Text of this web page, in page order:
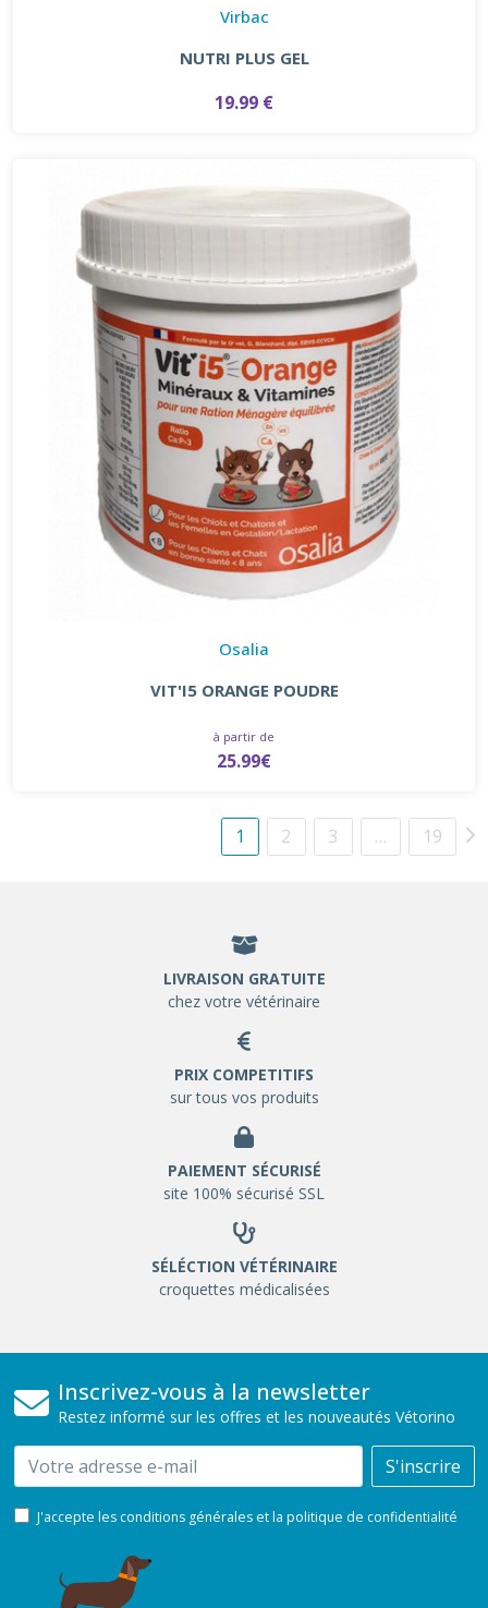
Virbac
NUTRI PLUS GEL
19.99 €
Osalia
VIT'I5 ORANGE POUDRE
à partir de
25.99€
1 2 3 … 19
LIVRAISON GRATUITE
chez votre vétérinaire
PRIX COMPETITIFS
sur tous vos produits
PAIEMENT SÉCURISÉ
site 100% sécurisé SSL
SÉLÉCTION VÉTÉRINAIRE
croquettes médicalisées
Inscrivez-vous à la newsletter
Restez informé sur les offres et les nouveautés Vétorino
Email S'inscrire
J'accepte les conditions générales et la politique de confidentialité